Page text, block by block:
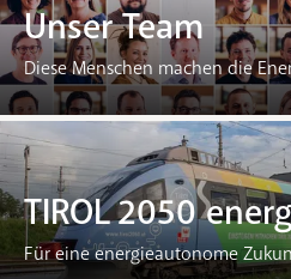
Unser Team
Diese Menschen machen die
TIROL 2050
Für eine energieautonome